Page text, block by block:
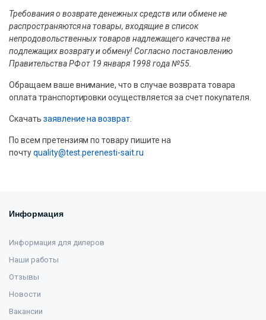
Требования о возврате денежных средств или обмене не
распространяются на товары, входящие в список
непродовольственных товаров надлежащего качества не
подлежащих возврату и обмену! Согласно постановлению
Правительства РФ от 19 января 1998 года №55.
Обращаем ваше внимание, что в случае возврата товара
оплата транспортировки осуществляется за счет покупателя.
Скачать заявление на возврат
По всем претензиям по товару пишите на
почтуquality@test.perenesti-sait.ru
Информация
Информация для дилеров
Наши работы
Отзывы
Новости
Вакансии